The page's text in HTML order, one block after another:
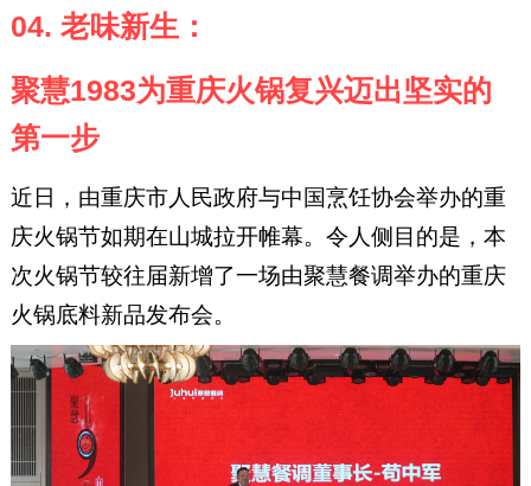
04. 老味新生：
聚慧1983为重庆火锅复兴迈出坚实的
第一步
近日，由重庆市人民政府与中国烹饪协会举办的重
庆火锅节如期在山城拉开帷幕。令人侧目的是，本
次火锅节较往届新增了一场由聚慧餐调举办的重庆
火锅底料新品发布会。